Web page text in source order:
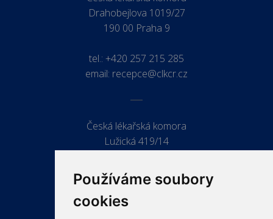
Používáme soubory
cookies
Drahobejlova 1019/27
190 00 Praha 9
tel.: +420 257 215 285
email: recepce@clkcr.cz
Česká lékařská komora
Lužická 419/14